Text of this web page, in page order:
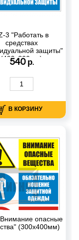
3 "Работать в
средствах
защиты"
(400х300мм)
540 р.
В КОРЗИНУ
опасные
(300х400мм)